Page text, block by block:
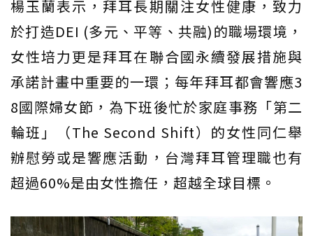
楊玉蘭表示，拜耳長期關注女性健康，致力
於打造DEI (多元、平等、共融)的職場環境，
女性培力更是拜耳在聯合國永續發展措施與
承諾計畫中重要的一環；每年拜耳都會響應3
8國際婦女節，為下班後忙於家庭事務「第二
輪班」（The Second Shift）的女性同仁舉
辦慰勞或是響應活動，台灣拜耳管理職也有
超過60%是由女性擔任，超越全球目標。